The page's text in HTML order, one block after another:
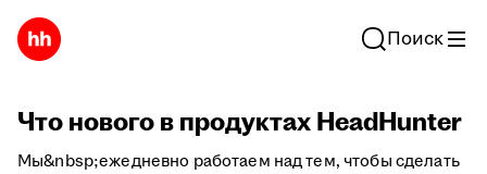
Поиск
Что нового в продуктах HeadHunter
Мы&nbsp;ежедневно работаем над тем, чтобы сделать